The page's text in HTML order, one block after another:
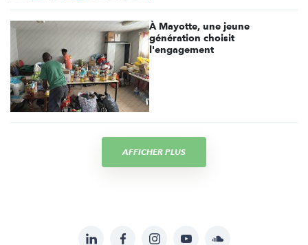
À Mayotte, une jeune
génération choisit
l'engagement
AFFICHER PLUS
LinkedInFacebookInstagramYouTubeSoundcloud